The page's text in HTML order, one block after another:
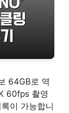
64GB로 역
60fps 촬영
이 가능합니